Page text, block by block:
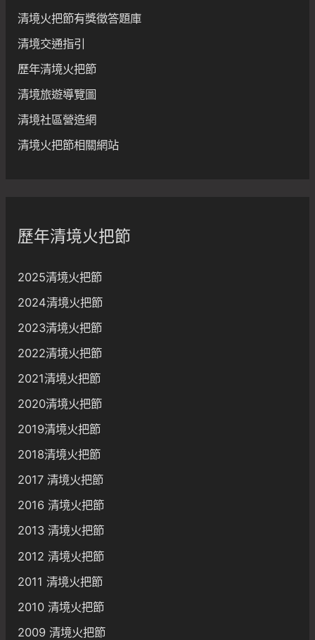
清境火把節有獎徵答題庫
清境交通指引
歷年清境火把節
清境旅遊導覽圖
清境社區營造網
清境火把節相關網站
歷年清境火把節
2025清境火把節
2024清境火把節
2023清境火把節
2022清境火把節
2021清境火把節
2020清境火把節
2019清境火把節
2018清境火把節
2017 清境火把節
2016 清境火把節
2013 清境火把節
2012 清境火把節
2011 清境火把節
2010 清境火把節
2009 清境火把節